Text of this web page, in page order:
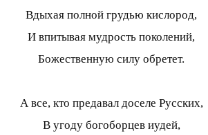
Вдыхая полной грудью кислород,
И впитывая мудрость поколений,
Божественную силу обретет.
А все, кто предавал доселе Русских,
В угоду богоборцев иудей,